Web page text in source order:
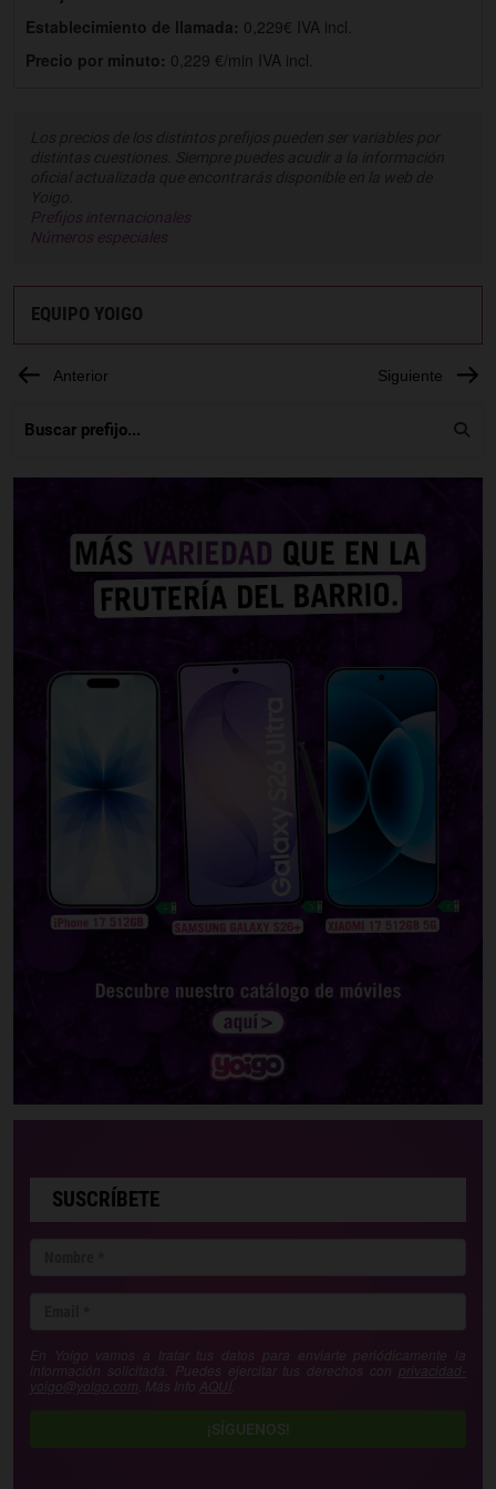
Establecimiento de llamada: 0,229€ IVA incl.
Precio por minuto: 0,229 €/min IVA incl.
Prefijos internacionales
Números especiales
EQUIPO YOIGO
Anterior Siguiente
SUSCRÍBETE
En Yoigo vamos a tratar tus datos para enviarte periódicamente la
información solicitada. Puedes ejercitar tus derechos con privacidad-
yoigo@yoigo.com . Más Info AQUÍ
¡SÍGUENOS!